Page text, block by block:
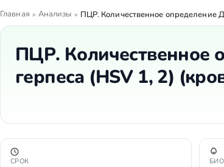
Главная » Анализы » ПЦР. Количественное определение
ПЦР. Количественное
герпеса (HSV 1, 2)
СРОК